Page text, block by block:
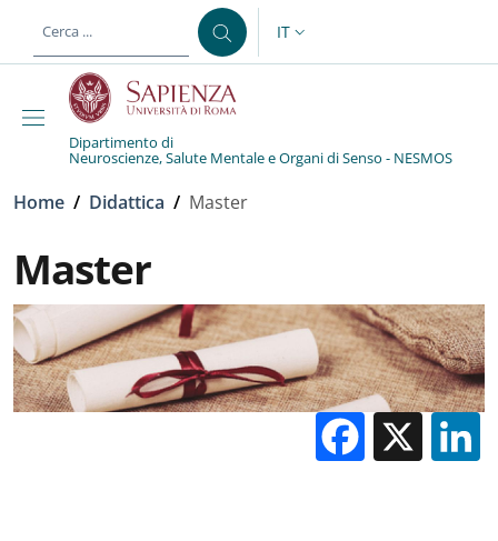
al contenuto principale
SELETTORE LINGUA:
IT
Dipartimento di
Neuroscienze, Salute Mentale e Organi di Senso - NESMOS
Briciole di pane
Home / Didattica / Master
Master
X